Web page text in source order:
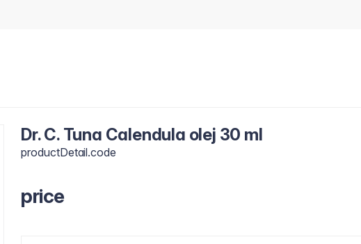
Dr. C. Tuna Calendula olej 30 ml
productDetail.code
price